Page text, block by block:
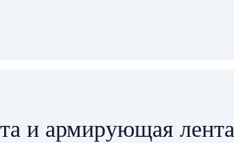
и армирующая лента